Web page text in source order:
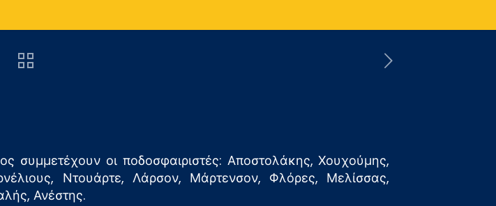
οι ποδοσφαιριστές: Αποστολάκης, Χουχούμης,
Ντουάρτε, Λάρσον, Μάρτενσον, Φλόρες, Μελίσσας,
Ανέστης.